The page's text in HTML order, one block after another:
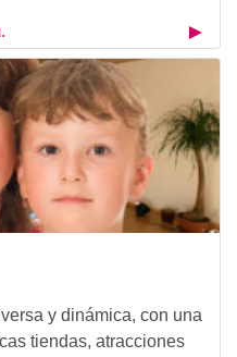
y dinámica, con una
tiendas, atracciones